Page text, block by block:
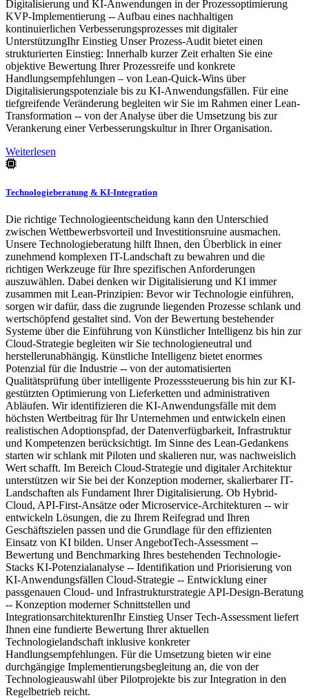
Digitalisierung und KI-Anwendungen in der Prozessoptimierung
KVP-Implementierung -- Aufbau eines nachhaltigen
kontinuierlichen Verbesserungsprozesses mit digitaler
UnterstützungIhr Einstieg Unser Prozess-Audit bietet einen
strukturierten Einstieg: Innerhalb kurzer Zeit erhalten Sie eine
objektive Bewertung Ihrer Prozessreife und konkrete
Handlungsempfehlungen – von Lean-Quick-Wins über
Digitalisierungspotenziale bis zu KI-Anwendungsfällen. Für eine
tiefgreifende Veränderung begleiten wir Sie im Rahmen einer Lean-
Transformation -- von der Analyse über die Umsetzung bis zur
Verankerung einer Verbesserungskultur in Ihrer Organisation.
Weiterlesen
Technologieberatung & KI-Integration
Die richtige Technologieentscheidung kann den Unterschied
zwischen Wettbewerbsvorteil und Investitionsruine ausmachen.
Unsere Technologieberatung hilft Ihnen, den Überblick in einer
zunehmend komplexen IT-Landschaft zu bewahren und die
richtigen Werkzeuge für Ihre spezifischen Anforderungen
auszuwählen. Dabei denken wir Digitalisierung und KI immer
zusammen mit Lean-Prinzipien: Bevor wir Technologie einführen,
sorgen wir dafür, dass die zugrunde liegenden Prozesse schlank und
wertschöpfend gestaltet sind. Von der Bewertung bestehender
Systeme über die Einführung von Künstlicher Intelligenz bis hin zur
Cloud-Strategie begleiten wir Sie technologieneutral und
herstellerunabhängig. Künstliche Intelligenz bietet enormes
Potenzial für die Industrie -- von der automatisierten
Qualitätsprüfung über intelligente Prozesssteuerung bis hin zur KI-
gestützten Optimierung von Lieferketten und administrativen
Abläufen. Wir identifizieren die KI-Anwendungsfälle mit dem
höchsten Wertbeitrag für Ihr Unternehmen und entwickeln einen
realistischen Adoptionspfad, der Datenverfügbarkeit, Infrastruktur
und Kompetenzen berücksichtigt. Im Sinne des Lean-Gedankens
starten wir schlank mit Piloten und skalieren nur, was nachweislich
Wert schafft. Im Bereich Cloud-Strategie und digitaler Architektur
unterstützen wir Sie bei der Konzeption moderner, skalierbarer IT-
Landschaften als Fundament Ihrer Digitalisierung. Ob Hybrid-
Cloud, API-First-Ansätze oder Microservice-Architekturen -- wir
entwickeln Lösungen, die zu Ihrem Reifegrad und Ihren
Geschäftszielen passen und die Grundlage für den effizienten
Einsatz von KI bilden. Unser AngebotTech-Assessment --
Bewertung und Benchmarking Ihres bestehenden Technologie-
Stacks KI-Potenzialanalyse -- Identifikation und Priorisierung von
KI-Anwendungsfällen Cloud-Strategie -- Entwicklung einer
passgenauen Cloud- und Infrastrukturstrategie API-Design-Beratung
-- Konzeption moderner Schnittstellen und
IntegrationsarchitekturenIhr Einstieg Unser Tech-Assessment liefert
Ihnen eine fundierte Bewertung Ihrer aktuellen
Technologielandschaft inklusive konkreter
Handlungsempfehlungen. Für die Umsetzung bieten wir eine
durchgängige Implementierungsbegleitung an, die von der
Technologieauswahl über Pilotprojekte bis zur Integration in den
Regelbetrieb reicht.